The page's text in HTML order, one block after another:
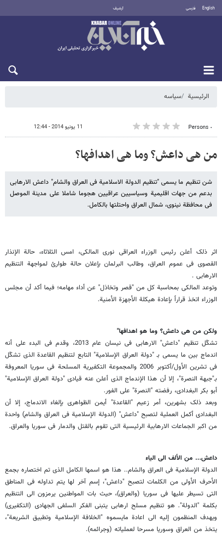
English فارسی أرشيف
الرئيسية سیاسه
٠ Persons 11 يونيو 2014 - 12:44
من هی داعش؟ وما هی اهدافها؟
شن تنظیم ما یسمى "تنظیم الدولة الاسلامیة فی العراق والشام" داعش الارهابی
بدعم من جهات اقلیمیة وسیاسیین عراقیین هجوما شاملا على مدینة الموصل
فی محافظة نینوى، شمال العراق واحتلتها بالکامل.
اثر ذلک أعلن رئیس الوزراء العراقی نوری المالکی، امس الثلاثاء، حالة الإنذار
القصوى فی عموم العراق، وطالب البرلمان بإعلان حالة طوارئ لمواجهة التنظیم
الارهابی .
وتوعد المالکی بمحاسبة کل من "قصر وتخاذل" عن أداء مهامه؛ فیما أکد أن مجلس
الوزراء اتخذ قراراً بإعادة هیکلة الأجهزة الأمنیة.
ولکن من هی داعش؟ وما هو اهدافها"
تشکّل تنظیم "داعش" الارهابی فی نیسان عام 2013، وقدم فی البدء على أنه
اندماج بین ما یسمى بـ "دولة العراق الإسلامیة" التابع لتنظیم القاعدة الذی تشکّل
فی تشرین الأول/أکتوبر 2006 والمجموعة التکفیریة المسلحة فی سوریا المعروفة
بـ"جبهة النصرة"، إلا أن هذا الإندماج الذی أعلن عنه قیادی "دولة العراق الإسلامیة"
أبو بکر البغدادی، رفضته "النصرة" على الفور.
وبعد ذلک بشهرین، أمر زعیم "القاعدة" أیمن الظواهری بإلغاء الاندماج، إلا أن
البغدادی أکمل العملیة لتصبح "داعش" (الدولة الإسلامیة فی العراق والشام) واحدة
من اکبر الجماعات الارهابیة الرئیسیة التی تقوم بالقتل والدمار فی سوریا والعراق.
داعش... من الألف الى الیاء
الدولة الإسلامیة فی العراق والشام.. هذا هو اسمها الکامل الذی تم اختصاره بجمع
الأحرف الأولى من الکلمات لتصبح "داعش"، إسم آخر لها یتم تداوله فی المناطق
التی تسیطر علیها فی سوریا (والعراق)، حیث بات المواطنین یرمزون الى التنظیم
بکلمة "الدولة". هو تنظیم مسلح ارهابی یتبنى الفکر السلفی الجهادی (التکفیری)
ویهدف المنظمون إلیه الى اعادة مایسموه "الخلافة الإسلامیة وتطبیق الشریعة"،
یتخذ من العراق وسوریا مسرحا لعملیاته (وجرائمه).